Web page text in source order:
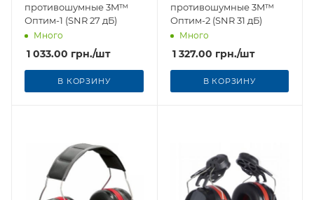
противошумные 3M™
Оптим-1 (SNR 27 дБ)
Много
1 033.00 грн./шт
В КОРЗИНУ
противошумные 3M™
Оптим-2 (SNR 31 дБ)
Много
1 327.00 грн./шт
В КОРЗИНУ